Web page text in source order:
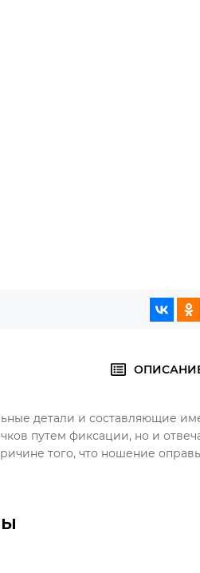
детали и составляющие
путем фиксации, но и
того, что ношение